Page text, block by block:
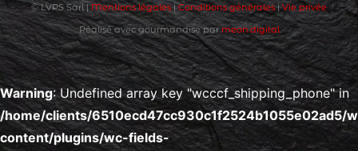
© LVPS Sàrl |Mentions légales|Conditions générales|Vie privée
Réalisé avec gourmandise parmeon.digital
Warning: Undefined array key "wcccf_shipping_phone" in
/home/clients/6510ecd47cc930c1f2524b1055e02ad5/
content/plugins/wc-fields-